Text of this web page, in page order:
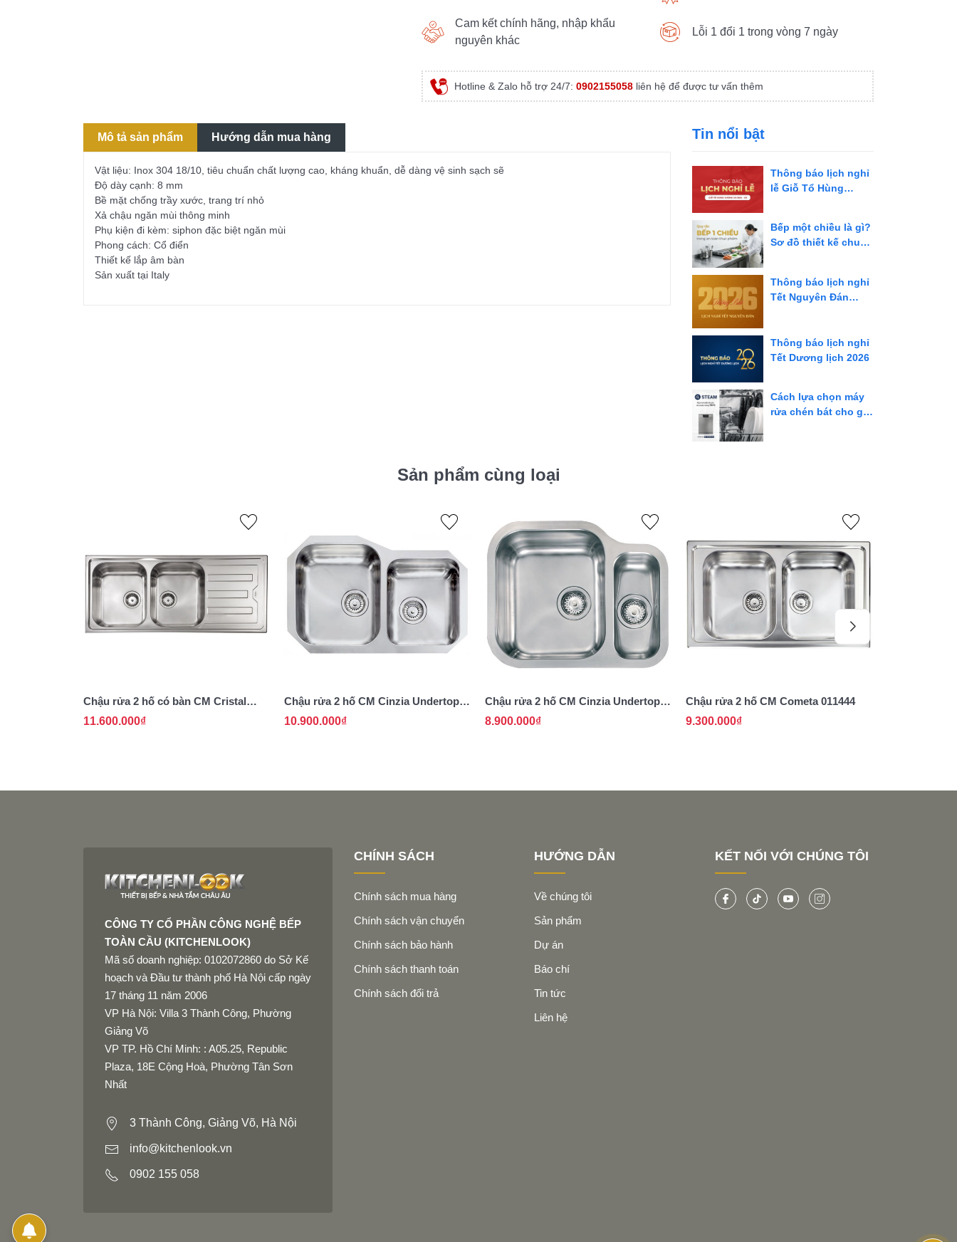
Cam kết chính hãng, nhập khẩu
nguyên khác
Lỗi 1 đổi 1 trong vòng 7 ngày
Hotline & Zalo hỗ trợ 24/7: 0902155058 liên hệ để được tư vấn thêm
Mô tả sản phẩm Hướng dẫn mua hàng
Vật liệu: Inox 304 18/10, tiêu chuẩn chất lượng cao, kháng khuẩn, dễ dàng vệ sinh sạch sẽ
Độ dày cạnh: 8 mm
Bề mặt chống trầy xước, trang trí nhỏ
Xả chậu ngăn mùi thông minh
Phụ kiện đi kèm: siphon đặc biệt ngăn mùi
Phong cách: Cổ điển
Thiết kế lắp âm bàn
Sản xuất tại Italy
Tin nổi bật
Thông báo lịch nghỉ
lễ Giỗ Tổ Hùng
Bếp một chiều là gì?
Sơ đồ thiết kế chuẩn
nghiệp
Thông báo lịch nghỉ
Tết Nguyên Đán
Thông báo lịch nghỉ
Tết Dương lịch 2026
Cách lựa chọn máy
rửa chén bát cho gia
Sản phẩm cùng loại
Chậu rửa 2 hố có bàn CM Cristal
010017
11.600.000₫
Chậu rửa 2 hố CM Cinzia Undertop
011950
10.900.000₫
Chậu rửa 2 hố CM Cinzia Undertop
011958
8.900.000₫
Chậu rửa 2 hố CM Cometa 011444
9.300.000₫
CÔNG TY CỔ PHẦN CÔNG NGHỆ BẾP
TOÀN CẦU (KITCHENLOOK)
Mã số doanh nghiệp: 0102072860 do Sở Kế
hoạch và Đầu tư thành phố Hà Nội cấp ngày
17 tháng 11 năm 2006
VP Hà Nội: Villa 3 Thành Công, Phường
Giảng Võ
VP TP. Hồ Chí Minh: : A05.25, Republic
Plaza, 18E Cộng Hoà, Phường Tân Sơn
Nhất
3 Thành Công, Giảng Võ, Hà Nội
info@kitchenlook.vn
0902 155 058
CHÍNH SÁCH
Chính sách mua hàng
Chính sách vận chuyển
Chính sách bảo hành
Chính sách thanh toán
Chính sách đổi trả
HƯỚNG DẪN
Về chúng tôi
Sản phẩm
Dự án
Báo chí
Tin tức
Liên hệ
KẾT NỐI VỚI CHÚNG TÔI